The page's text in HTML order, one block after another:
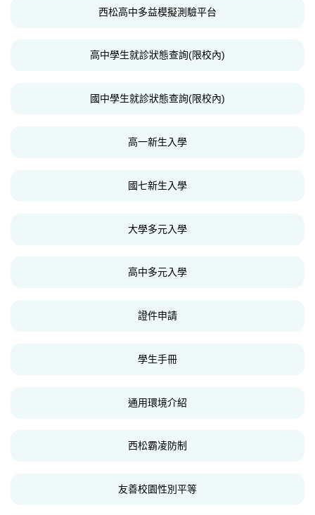
西松高中多益模擬測驗平台
高中學生就診狀態查詢(限校內)
國中學生就診狀態查詢(限校內)
高一新生入學
國七新生入學
大學多元入學
高中多元入學
證件申請
學生手冊
通用環境介紹
西松霸凌防制
友善校園性別平等